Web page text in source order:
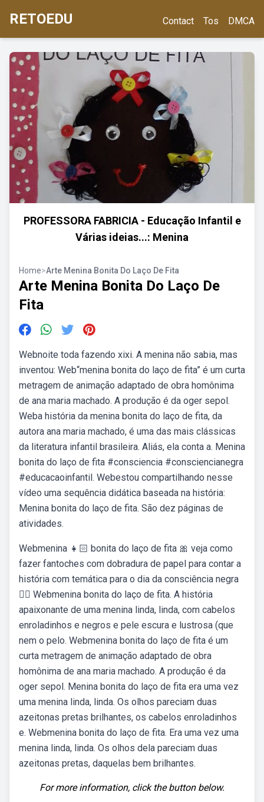
RETOEDU Contact Tos DMCA
PROFESSORA FABRICIA - Educação Infantil e
Várias ideias...: Menina
Home>Arte Menina Bonita Do Laço De Fita
Arte Menina Bonita Do Laço De
Fita
Webnoite toda fazendo xixi. A menina não sabia, mas
inventou: Web“menina bonita do laço de fita” é um curta
metragem de animação adaptado de obra homônima
de ana maria machado. A produção é da oger sepol.
Weba história da menina bonita do laço de fita, da
autora ana maria machado, é uma das mais clássicas
da literatura infantil brasileira. Aliás, ela conta a. Menina
bonita do laço de fita #consciencia #consciencianegra
#educacaoinfantil. Webestou compartilhando nesse
vídeo uma sequência didática baseada na história:
Menina bonita do laço de fita. São dez páginas de
atividades.
Webmenina 👧🏻 bonita do laço de fita 🎀 veja como
fazer fantoches com dobradura de papel para contar a
história com temática para o dia da consciência negra
👍🏻 Webmenina bonita do laço de fita. A história
apaixonante de uma menina linda, linda, com cabelos
enroladinhos e negros e pele escura e lustrosa (que
nem o pelo. Webmenina bonita do laço de fita é um
curta metragem de animação adaptado de obra
homônima de ana maria machado. A produção é da
oger sepol. Menina bonita do laço de fita era uma vez
uma menina linda, linda. Os olhos pareciam duas
azeitonas pretas brilhantes, os cabelos enroladinhos
e. Webmenina bonita do laço de fita. Era uma vez uma
menina linda, linda. Os olhos dela pareciam duas
azeitonas pretas, daquelas bem brilhantes.
For more information, click the button below.